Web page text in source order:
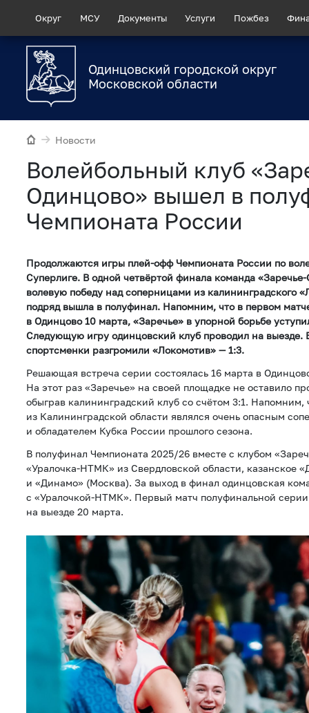
Округ МСУ Документы Услуги Пожбез
Одинцовский городской округ
Московской области
Новости
Волейбольный клуб
Одинцово» вышел в
Чемпионата России
Продолжаются игры плей-офф Чемпионата России по
Суперлиге. В одной четвёртой финала команда
волевую победу над соперницами из калининградского
подряд вышла в полуфинал. Напомним, что в первом
в Одинцово 10 марта, «Заречье» в упорной борьбе
Следующую игру одинцовский клуб проводил на выезде.
спортсменки разгромили «Локомотив» — 1:3.
Решающая встреча серии состоялась 16 марта в
На этот раз «Заречье» на своей площадке не оставило
обыграв калининградский клуб со счётом 3:1. Напомним,
из Калининградской области являлся очень опасным
и обладателем Кубка России прошлого сезона.
В полуфинал Чемпионата 2025/26 вместе с клубом
«Уралочка-НТМК» из Свердловской области, казанское
и «Динамо» (Москва). За выход в финал одинцовская
с «Уралочкой-НТМК». Первый матч полуфинальной серии
на выезде 20 марта.